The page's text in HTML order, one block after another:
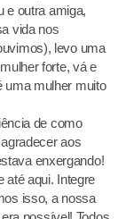
e outra amiga,
vida nos
levo uma
forte, vá e
uma mulher muito
de como
aos
enxergando!
até aqui. Integre
isso, a nossa